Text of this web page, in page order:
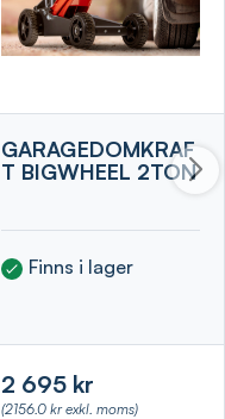
GARAGEDOMKRAF
T BIGWHEEL 2TON
Finns i lager
2 695 kr
(2156.0 kr exkl. moms)